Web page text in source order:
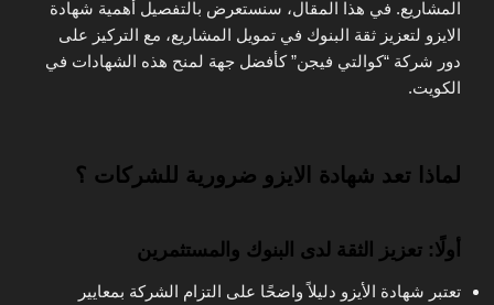
المشاريع. في هذا المقال، سنستعرض بالتفصيل أهمية شهادة
الايزو لتعزيز ثقة البنوك في تمويل المشاريع، مع التركيز على
دور شركة “كوالتي فيجن” كأفضل جهة لمنح هذه الشهادات في
الكويت.
لماذا تعد شهادة الايزو ضرورية للشركات ؟
أولًا: تعزيز الثقة لدى البنوك والمستثمرين
تعتبر شهادة الأيزو دليلاً واضحًا على التزام الشركة بمعايير